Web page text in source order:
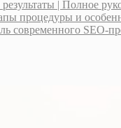
| Полное
процедуры и
современного SEO-